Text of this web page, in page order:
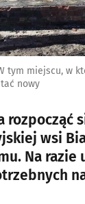
tym miejscu, w
nowy
rozpocząć
wsi
Na razie